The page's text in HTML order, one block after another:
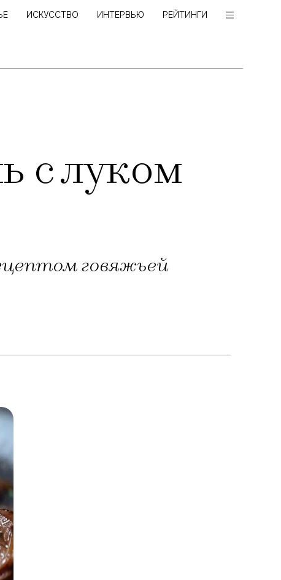
ИСКУССТВО ИНТЕРВЬЮ РЕЙТИНГИ
с луком
говяжьей